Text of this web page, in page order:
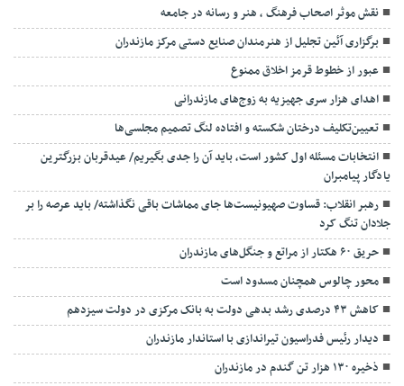
نقش موثر اصحاب فرهنگ ، هنر و رسانه در جامعه
برگزاری آئین تجلیل از هنرمندان صنایع دستی مرکز مازندران
عبور از خطوط قرمز اخلاق ممنوع
اهدای هزار سری جهیزیه به زوج‌های مازندرانی
تعیین‌تکلیف درختان شکسته و افتاده لنگ تصمیم مجلسی‌ها
انتخابات مسئله اول کشور است، باید آن را جدی بگیریم/ عیدقربان بزرگترین
یادگار پیامبران
رهبر انقلاب: قساوت صهیونیست‌ها جای مماشات باقی نگذاشته/ باید عرصه را بر
جلادان تنگ کرد
حریق ۶۰ هکتار از مراتع و جنگل‌های مازندران
محور چالوس همچنان مسدود است
کاهش ۴۳ درصدی رشد بدهی دولت به بانک مرکزی در دولت سیزدهم
دیدار رئیس فدراسیون تیراندازی با استاندار مازندران
ذخیره ۱۳۰ هزار تن گندم در مازندران